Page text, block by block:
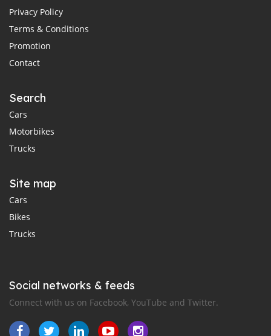
Privacy Policy
Terms & Conditions
Promotion
Contact
Search
Cars
Motorbikes
Trucks
Site map
Cars
Bikes
Trucks
Social networks & feeds
Connect with us on Facebook, YouTube and Twitter.